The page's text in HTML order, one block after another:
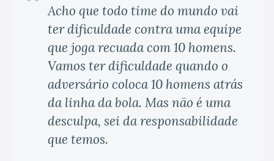
Acho que todo time do mundo vai
ter dificuldade contra uma equipe
que joga recuada com 10 homens.
Vamos ter dificuldade quando o
adversário coloca 10 homens atrás
da linha da bola. Mas não é uma
desculpa, sei da responsabilidade
que temos.